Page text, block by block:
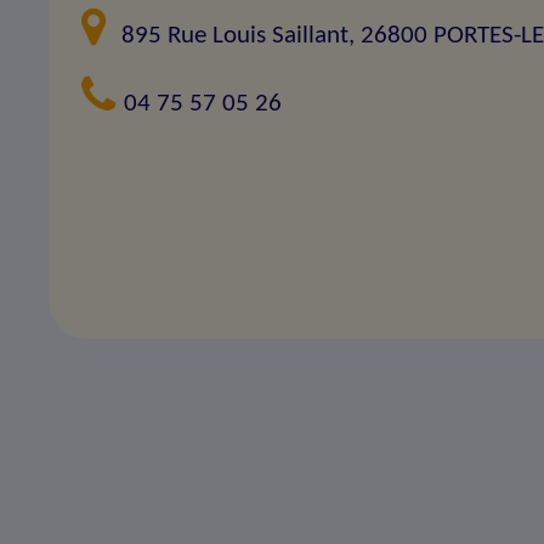
895 Rue Louis Saillant, 26800 PORTES-
04 75 57 05 26